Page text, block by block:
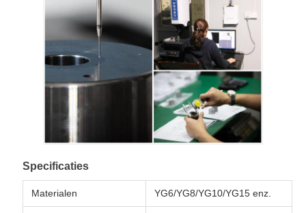
Specificaties
Materialen YG6/YG8/YG10/YG15 enz.